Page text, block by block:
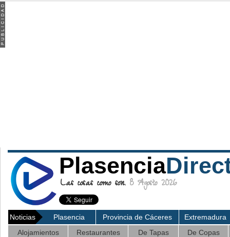
Plasencia
Las cosas como son. 8 Agosto 2026
Noticias Plasencia Provincia de Cáceres
Extremadura
Alojamientos
Restaurantes De Tapas De Copas